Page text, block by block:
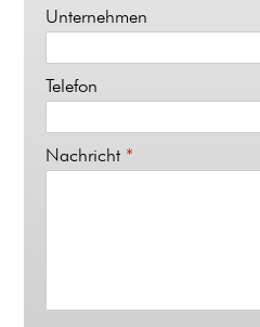
Unternehmen
Telefon
Nachricht *